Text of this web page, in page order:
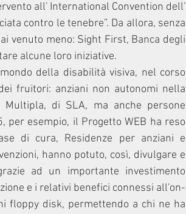
all' International Convention dell'
contro le tenebre”. Da allora, senza
venuto meno: Sight First, Banca degli
alcune loro iniziative.
della disabilità visiva, nel corso
fruitori: anziani non autonomi nella
di SLA, ma anche persone
per esempio, il Progetto WEB ha reso
di cura, Residenze per anziani e
hanno potuto, così, divulgare e
ad un importante investimento
e i relativi benefici connessi all'on-
floppy disk, permettendo a chi ne ha